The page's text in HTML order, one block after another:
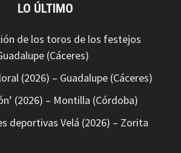
LO ÚLTIMO
de los toros de los festejos
(Cáceres)
(2026) – Guadalupe (Cáceres)
(2026) – Montilla (Córdoba)
deportivas Velá (2026) – Zorita